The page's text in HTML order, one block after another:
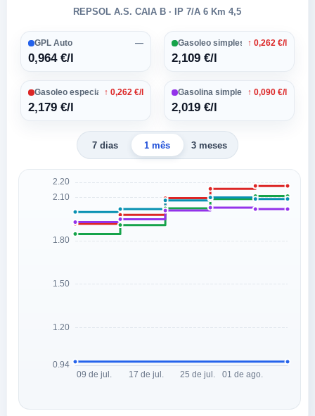
REPSOL A.S. CAIA B · IP 7/A 6 Km 4,5
GPL Auto
0,964 €/l
— Gasoleo simples
2,109 €/l
↑ 0,262 €/l
Gasoleo especial
2,179 €/l
↑ 0,262 €/l Gasolina simples 95
2,019 €/l
↑ 0,090 €/l
7 dias 1 mês 3 meses